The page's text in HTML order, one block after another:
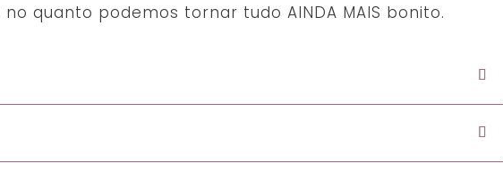
quanto podemos tornar tudo AINDA MAIS bonito.